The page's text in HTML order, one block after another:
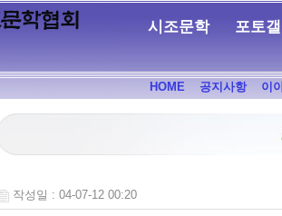
시조문학 포토갤
HOME 공지사항 이
작성일 : 04-07-12 00:20